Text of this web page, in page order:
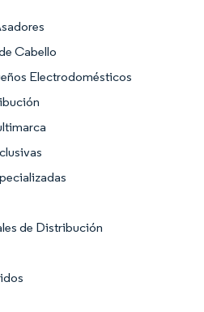
Cabello
Electrodomésticos
de Distribución